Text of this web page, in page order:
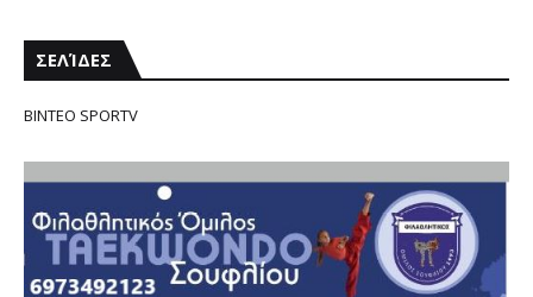
ΣΕΛΊΔΕΣ
ΒΙΝΤΕΟ SPORTV